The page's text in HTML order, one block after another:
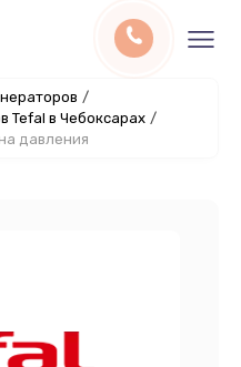
/
Tefal в Чебоксарах /
давления